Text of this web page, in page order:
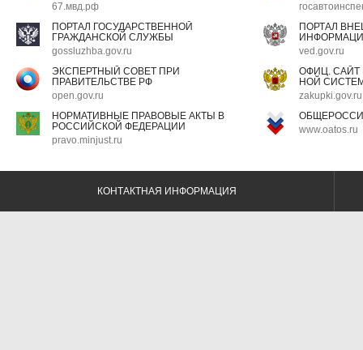
67.мвд.рф
ПОРТАЛ ГОСУДАРСТВЕННОЙ
ГРАЖДАНСКОЙ СЛУЖБЫ
gossluzhba.gov.ru
ПОРТАЛ
ved.gov.ru
ЭКСПЕРТНЫЙ СОВЕТ ПРИ
ПРАВИТЕЛЬСТВЕ РФ
open.gov.ru
ОФИЦ.
НОЙ
zakupki.gov.ru
НОРМАТИВНЫЕ ПРАВОВЫЕ АКТЫ В
РОССИЙСКОЙ ФЕДЕРАЦИИ
pravo.minjust.ru
www.oatos.ru
КОНТАКТНАЯ ИНФОРМАЦИЯ